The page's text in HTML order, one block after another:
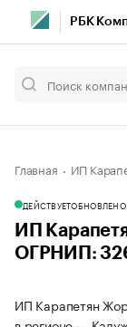
РБК
Главная ИП
ДЕЙСТВУЕТОБНОВЛЕНО
ИП
ОГРНИП:
ИП Карапетян